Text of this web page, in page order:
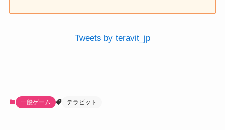
Tweets by teravit_jp
一般ゲーム テラビット